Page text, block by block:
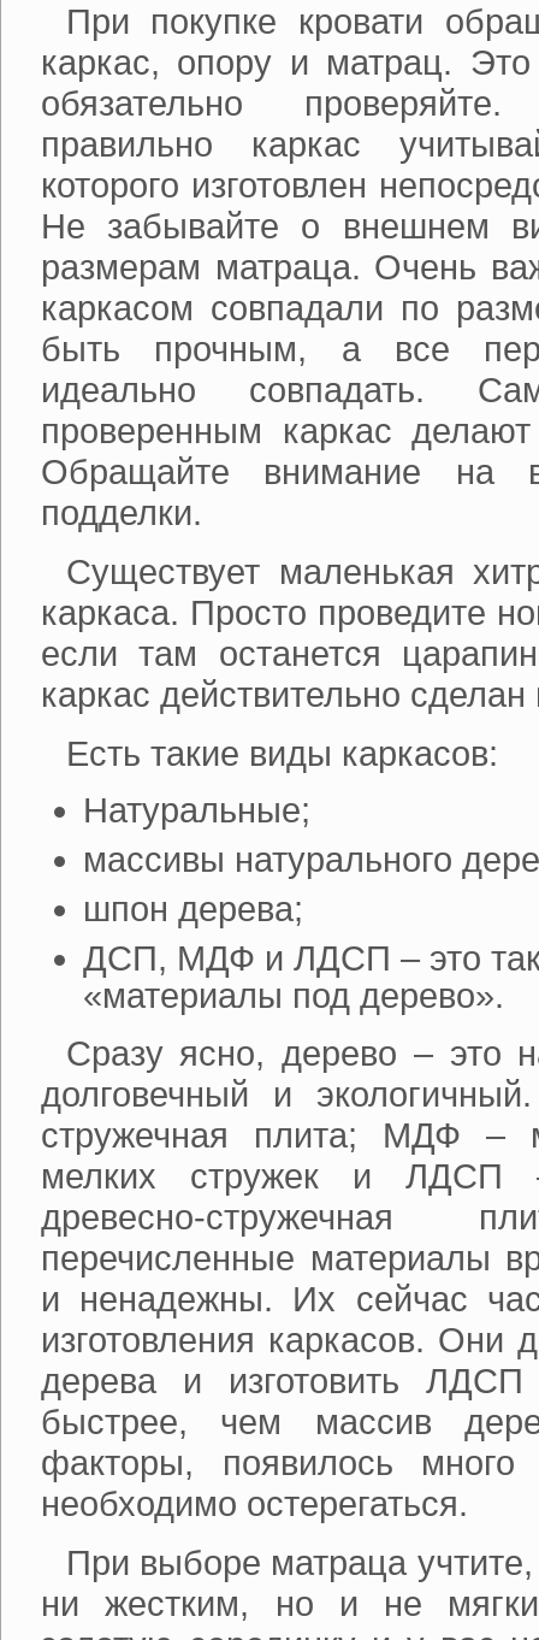
При покупке кровати
каркас, опору и матрац.
обязательно
правильно каркас
которого изготовлен
Не забывайте о внешнем
размерам матраца. Очень
каркасом совпадали по
быть прочным, а все
идеально совпадать.
проверенным каркас
Обращайте внимание на
подделки.
Существует маленькая
каркаса. Просто проведите
если там останется
каркас действительно
Есть такие виды каркасов:
Натуральные;
массивы натурального
шпон дерева;
ДСП, МДФ и ЛДСП – это
«материалы под дерево».
Сразу ясно, дерево – это
долговечный и
стружечная плита; МДФ –
мелких стружек и ЛДСП
древесно-
перечисленные материалы
и ненадежны. Их сейчас
изготовления каркасов. Они
дерева и изготовить
быстрее, чем массив
факторы, появилось много
необходимо остерегаться.
При выборе матраца
ни жестким, но и не